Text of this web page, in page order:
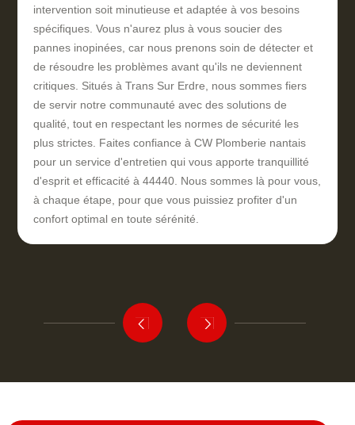
intervention soit minutieuse et adaptée à vos besoins
spécifiques. Vous n'aurez plus à vous soucier des
pannes inopinées, car nous prenons soin de détecter et
de résoudre les problèmes avant qu'ils ne deviennent
critiques. Situés à Trans Sur Erdre, nous sommes fiers
de servir notre communauté avec des solutions de
qualité, tout en respectant les normes de sécurité les
plus strictes. Faites confiance à CW Plomberie nantais
pour un service d'entretien qui vous apporte tranquillité
d'esprit et efficacité à 44440. Nous sommes là pour vous,
à chaque étape, pour que vous puissiez profiter d'un
confort optimal en toute sérénité.